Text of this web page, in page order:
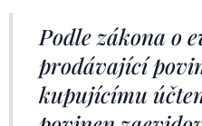
Podle zákona o
prodávající
kupujícímu